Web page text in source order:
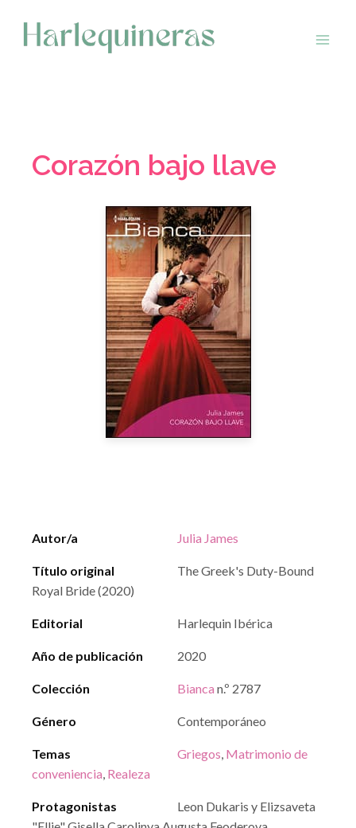
contenido
Corazón bajo llave
Autor/a Julia James
Título original
The Greek's Duty-Bound
Royal Bride (2020)
Editorial Harlequin Ibérica
Año de publicación 2020
Colección Bianca n.º 2787
Género Contemporáneo
Temas Griegos, Matrimonio de
conveniencia, Realeza
Protagonistas
Leon Dukaris y Elizsaveta